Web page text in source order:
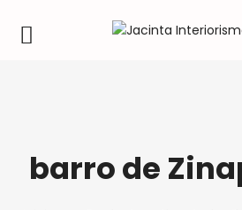
barro de